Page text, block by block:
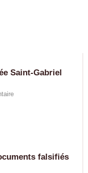
Saint-Gabriel
falsifiés